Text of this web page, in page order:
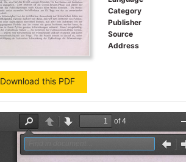
Download this PDF
Category
Publisher
Source
Address